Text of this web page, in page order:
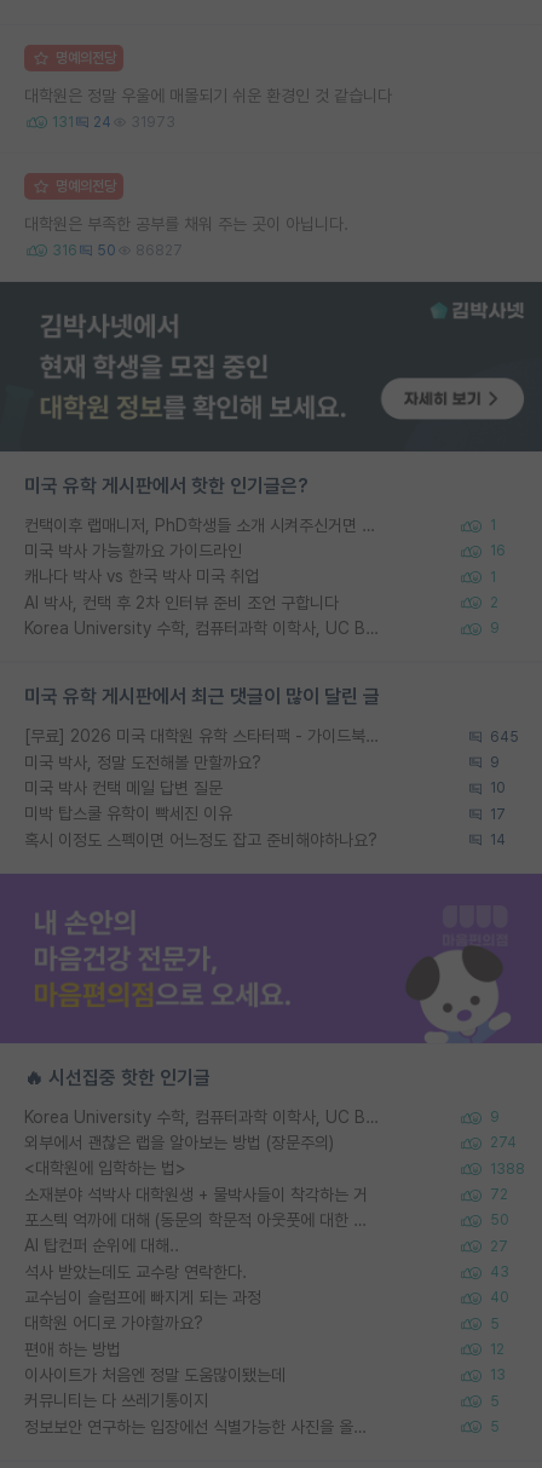
명예의전당
대학원은 정말 우울에 매몰되기 쉬운 환경인 것 같습니다
131 24 31973
명예의전당
대학원은 부족한 공부를 채워 주는 곳이 아닙니다.
316 50 86827
미국 유학 게시판에서 핫한 인기글은?
컨택이후 랩매니저, PhD학생들 소개 시켜주신거면 거의 컨펌에 가깝나요? 1
미국 박사 가능할까요 가이드라인 16
캐나다 박사 vs 한국 박사 미국 취업 1
AI 박사, 컨택 후 2차 인터뷰 준비 조언 구합니다 2
Korea University 수학, 컴퓨터과학 이학사, UC Berkeley 산업공학 대학원 공학박사가 되는 것은 쉽지 않겠죠? 9
미국 유학 게시판에서 최근 댓글이 많이 달린 글
[무료] 2026 미국 대학원 유학 스타터팩 - 가이드북 & 합격자 컨택메일 템플릿 645
미국 박사, 정말 도전해볼 만할까요? 9
미국 박사 컨택 메일 답변 질문 10
미박 탑스쿨 유학이 빡세진 이유 17
혹시 이정도 스펙이면 어느정도 잡고 준비해야하나요? 14
🔥 시선집중 핫한 인기글
Korea University 수학, 컴퓨터과학 이학사, UC Berkeley 산업공학 대학원 공학박사가 되는 것은 쉽지 않겠죠? 9
외부에서 괜찮은 랩을 알아보는 방법 (장문주의) 274
<대학원에 입학하는 법> 1388
소재분야 석박사 대학원생 + 물박사들이 착각하는 거 72
포스텍 억까에 대해 (동문의 학문적 아웃풋에 대한 반박) 50
AI 탑컨퍼 순위에 대해.. 27
석사 받았는데도 교수랑 연락한다. 43
교수님이 슬럼프에 빠지게 되는 과정 40
대학원 어디로 가야할까요? 5
편애 하는 방법 12
이사이트가 처음엔 정말 도움많이됐는데 13
커뮤니티는 다 쓰레기통이지 5
정보보안 연구하는 입장에선 식별가능한 사진을 올리는건 비추이긴함 5